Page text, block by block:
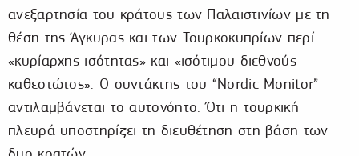
ανεξαρτησία του κράτους των Παλαιστινίων με τη
θέση της Άγκυρας και των Τουρκοκυπρίων περί
«κυρίαρχης ισότητας» και «ισότιμου διεθνούς
καθεστώτος». Ο συντάκτης του “Νordic Monitor”
αντιλαμβάνεται το αυτονόητο: Ότι η τουρκική
πλευρά υποστηρίζει τη διευθέτηση στη βάση των